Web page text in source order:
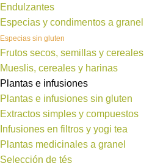
Endulzantes
Especias y condimentos a granel
Especias sin gluten
Frutos secos, semillas y cereales
Mueslis, cereales y harinas
Plantas e infusiones
Plantas e infusiones sin gluten
Extractos simples y compuestos
Infusiones en filtros y yogi tea
Plantas medicinales a granel
Selección de tés